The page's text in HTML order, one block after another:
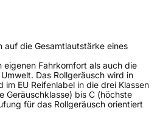
/ Alpine-Symbol Nein
(GPSR)
GmbH, VIA DI CASTELPULCI
auf die Gesamtlautstärke eines
eigenen Fahrkomfort als auch die
Das Rollgeräusch wird in
im EU Reifenlabel in die drei Klassen
Geräuschklasse) bis C (höchste
für das Rollgeräusch orientiert